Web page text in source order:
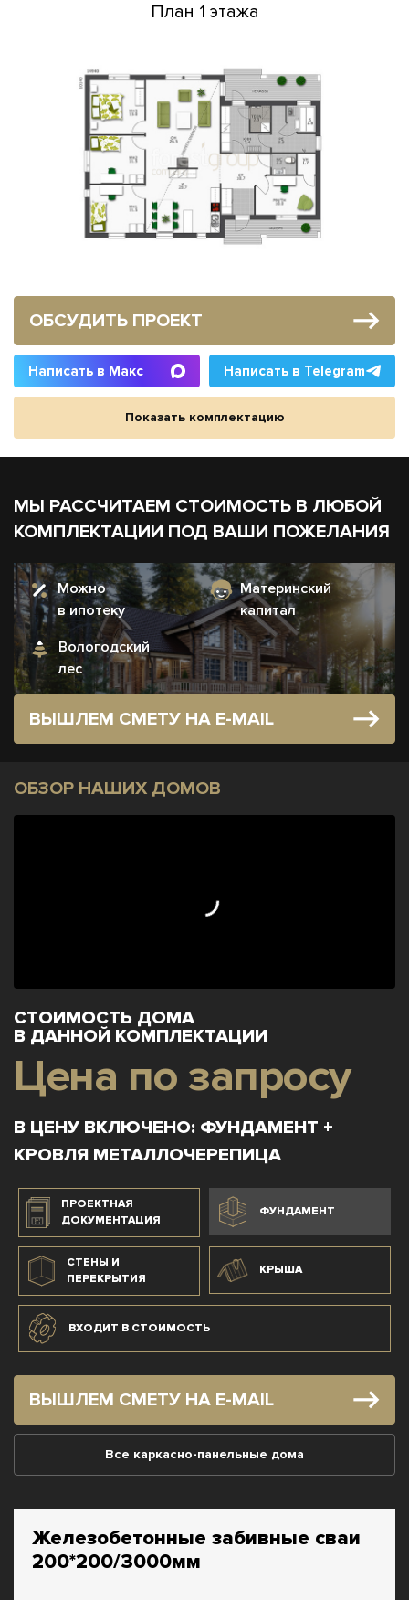
План 1 этажа
ОБСУДИТЬ ПРОЕКТ
Написать в Макс Написать в Telegram
Показать комплектацию
МЫ РАССЧИТАЕМ СТОИМОСТЬ В ЛЮБОЙ
КОМПЛЕКТАЦИИ ПОД ВАШИ ПОЖЕЛАНИЯ
Можно
в ипотеку
Материнский
капитал
Вологодский
лес
ВЫШЛЕМ СМЕТУ НА E-MAIL
ОБЗОР НАШИХ ДОМОВ
СТОИМОСТЬ ДОМА
В ДАННОЙ КОМПЛЕКТАЦИИ
Цена по запросу
В ЦЕНУ ВКЛЮЧЕНО: ФУНДАМЕНТ +
КРОВЛЯ МЕТАЛЛОЧЕРЕПИЦА
ПРОЕКТНАЯ
ДОКУМЕНТАЦИЯ
ФУНДАМЕНТ
СТЕНЫ И
ПЕРЕКРЫТИЯ
КРЫША
ВХОДИТ В СТОИМОСТЬ
ВЫШЛЕМ СМЕТУ НА E-MAIL
Все каркасно-панельные дома
Железобетонные забивные сваи
200*200/3000мм